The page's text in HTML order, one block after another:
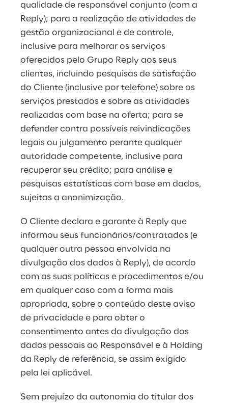
qualidade de responsável conjunto (com a
Reply); para a realização de atividades de
gestão organizacional e de controle,
inclusive para melhorar os serviços
oferecidos pelo Grupo Reply aos seus
clientes, incluindo pesquisas de satisfação
do Cliente (inclusive por telefone) sobre os
serviços prestados e sobre as atividades
realizadas com base na oferta; para se
defender contra possíveis reivindicações
legais ou julgamento perante qualquer
autoridade competente, inclusive para
recuperar seu crédito; para análise e
pesquisas estatísticas com base em dados,
sujeitas a anonimização.
O Cliente declara e garante à Reply que
informou seus funcionários/contratados (e
qualquer outra pessoa envolvida na
divulgação dos dados à Reply), de acordo
com as suas políticas e procedimentos e/ou
em qualquer caso com a forma mais
apropriada, sobre o conteúdo deste aviso
de privacidade e para obter o
consentimento antes da divulgação dos
dados pessoais ao Responsável e à Holding
da Reply de referência, se assim exigido
pela lei aplicável.
Sem prejuízo da autonomia do titular dos